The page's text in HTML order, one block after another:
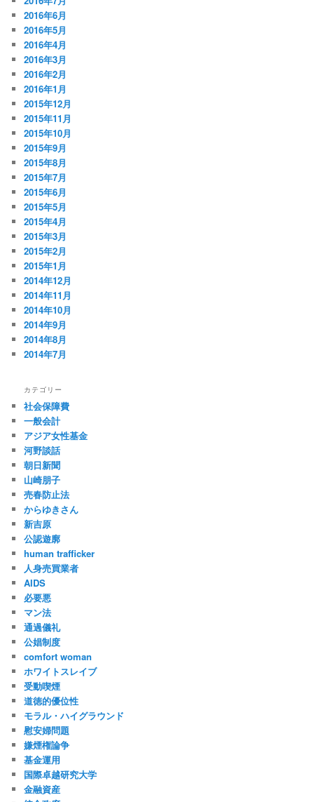
2016年6月
2016年5月
2016年4月
2016年3月
2016年2月
2016年1月
2015年12月
2015年11月
2015年10月
2015年9月
2015年8月
2015年7月
2015年6月
2015年5月
2015年4月
2015年3月
2015年2月
2015年1月
2014年12月
2014年11月
2014年10月
2014年9月
2014年8月
2014年7月
カテゴリー
社会保障費
一般会計
アジア女性基金
河野談話
朝日新聞
山崎朋子
売春防止法
からゆきさん
新吉原
公認遊廓
human trafficker
人身売買業者
AIDS
必要悪
マン法
通過儀礼
公娼制度
comfort woman
ホワイトスレイブ
受動喫煙
道徳的優位性
モラル・ハイグラウンド
慰安婦問題
嫌煙権論争
基金運用
国際卓越研究大学
金融資産